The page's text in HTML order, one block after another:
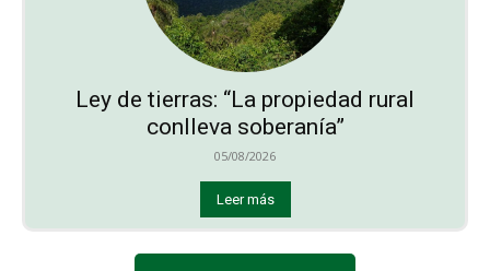
Ley de tierras: “La propiedad rural
conlleva soberanía”
05/08/2026
Leer más